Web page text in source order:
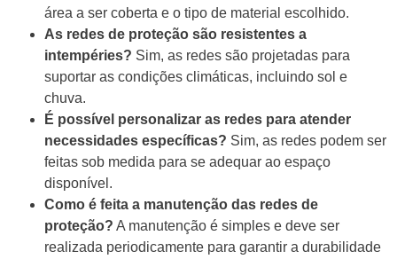
área a ser coberta e o tipo de material escolhido.
As redes de proteção são resistentes a
intempéries? Sim, as redes são projetadas para
suportar as condições climáticas, incluindo sol e
chuva.
É possível personalizar as redes para atender
necessidades específicas? Sim, as redes podem ser
feitas sob medida para se adequar ao espaço
disponível.
Como é feita a manutenção das redes de
proteção? A manutenção é simples e deve ser
realizada periodicamente para garantir a durabilidade